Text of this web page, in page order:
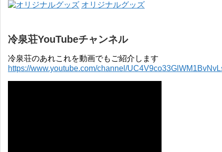
オリジナルグッズ
冷泉荘YouTubeチャンネル
冷泉荘のあれこれを動画でもご紹介します
https://www.youtube.com/channel/